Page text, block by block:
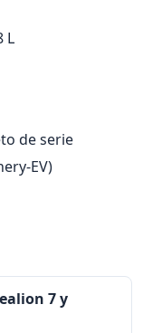
L
de serie
EV)
7 y